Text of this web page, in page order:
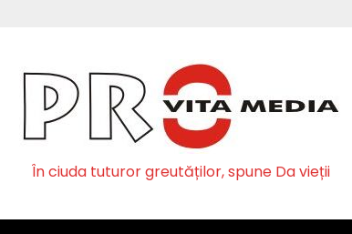
În ciuda tuturor greutăților, spune Da vieții